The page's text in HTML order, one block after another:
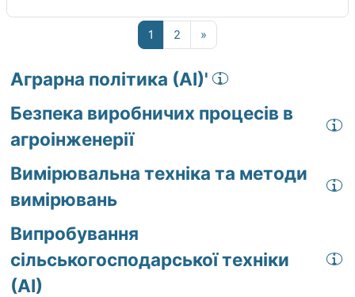
1 Сторінка 1
2 Сторінка 2
»
Аграрна політика (АІ)'
Безпека виробничих процесів в
агроінженерії
Вимірювальна техніка та методи
вимірювань
Випробування
сільськогосподарської техніки
(АІ)